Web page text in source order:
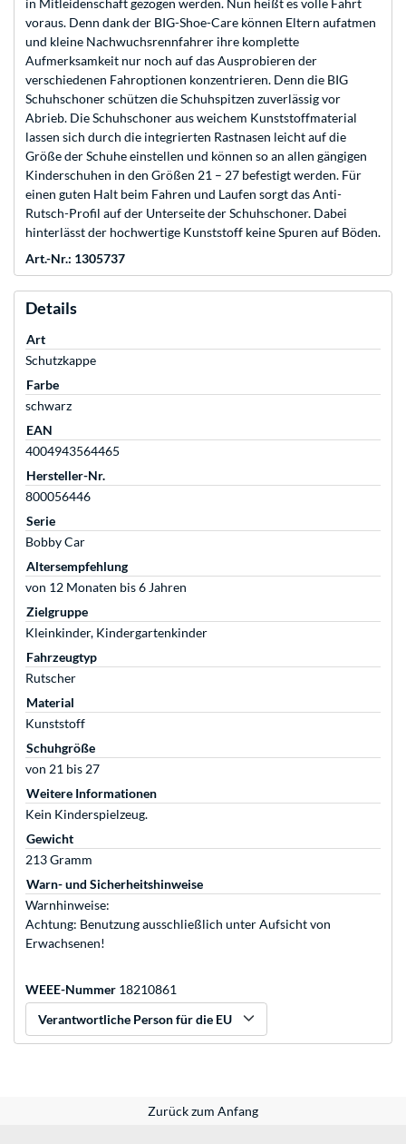
in Mitleidenschaft gezogen werden. Nun heißt es volle Fahrt
voraus. Denn dank der BIG-Shoe-Care können Eltern aufatmen
und kleine Nachwuchsrennfahrer ihre komplette
Aufmerksamkeit nur noch auf das Ausprobieren der
verschiedenen Fahroptionen konzentrieren. Denn die BIG
Schuhschoner schützen die Schuhspitzen zuverlässig vor
Abrieb. Die Schuhschoner aus weichem Kunststoffmaterial
lassen sich durch die integrierten Rastnasen leicht auf die
Größe der Schuhe einstellen und können so an allen gängigen
Kinderschuhen in den Größen 21 – 27 befestigt werden. Für
einen guten Halt beim Fahren und Laufen sorgt das Anti-
Rutsch-Profil auf der Unterseite der Schuhschoner. Dabei
hinterlässt der hochwertige Kunststoff keine Spuren auf Böden.
Art.-Nr.: 1305737
Details
Art
Schutzkappe
Farbe
schwarz
EAN
4004943564465
Hersteller-Nr.
800056446
Serie
Bobby Car
Altersempfehlung
von 12 Monaten bis 6 Jahren
Zielgruppe
Kleinkinder, Kindergartenkinder
Fahrzeugtyp
Rutscher
Material
Kunststoff
Schuhgröße
von 21 bis 27
Weitere Informationen
Kein Kinderspielzeug.
Gewicht
213 Gramm
Warn- und Sicherheitshinweise
Warnhinweise:
Achtung: Benutzung ausschließlich unter Aufsicht von
Erwachsenen!
WEEE-Nummer 18210861
Verantwortliche Person für die EU
Zurück zum Anfang